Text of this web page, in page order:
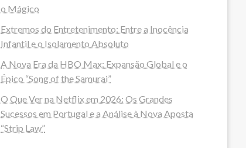
o Mágico
Extremos do Entretenimento: Entre a Inocência
Infantil e o Isolamento Absoluto
A Nova Era da HBO Max: Expansão Global e o
Épico “Song of the Samurai”
O Que Ver na Netflix em 2026: Os Grandes
Sucessos em Portugal e a Análise à Nova Aposta
“Strip Law”